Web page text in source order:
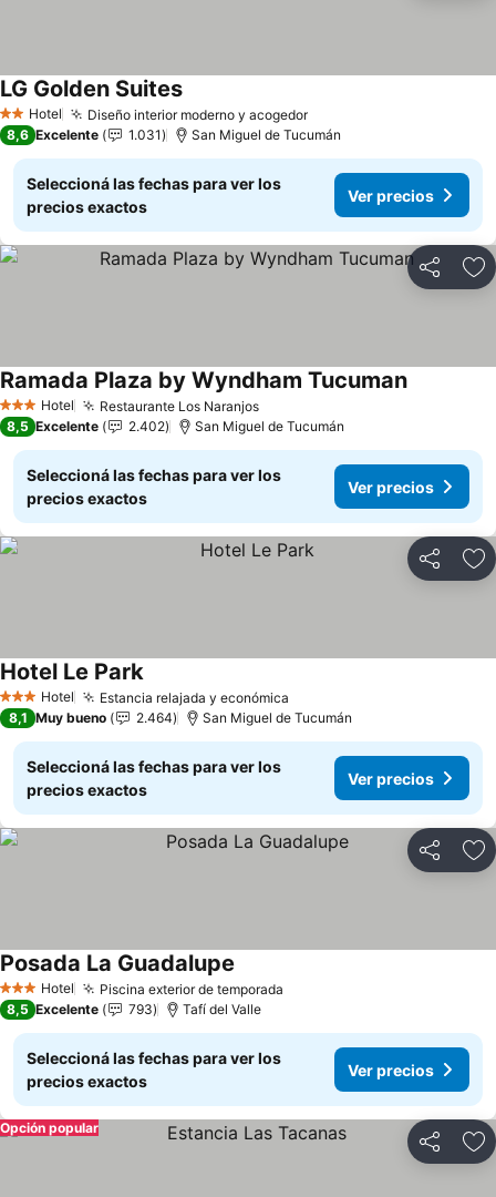
2 Estrellas
Hotel Diseño interior moderno y acogedorVer precios
LG Golden SuitesVer precios
8,6 Excelente 1.031 San Miguel de Tucumán
Seleccioná las fechas para ver los
precios exactos
Ver precios
Compartir
3 Estrellas
Hotel Restaurante Los NaranjosVer precios
Ramada Plaza by Wyndham TucumanVer
8,5 Excelente 2.402 San Miguel de Tucumán
Seleccioná las fechas para ver los
precios exactos
Ver precios
Compartir
3 Estrellas
Hotel Estancia relajada y económica
Hotel Le ParkVer precios
8,1 Muy bueno 2.464 San Miguel de Tucumán
Seleccioná las fechas para ver los
precios exactos
Ver precios
Compartir
3 Estrellas
Hotel Piscina exterior de temporada
Posada La Guadalupe
8,5 Excelente 793 Tafí del Valle
Seleccioná las fechas para ver los
precios exactos
Ver precios
Compartir
Opción popular